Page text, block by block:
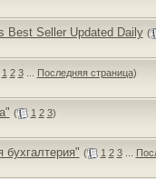
Best Seller Updated Daily (
1 2 3... Последняя страница)
( 1 2 3)
бухгалтерия" ( 1 2 3...